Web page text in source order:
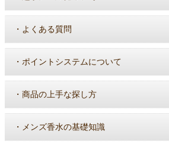
・ よくある質問
・ ポイントシステムについて
・ 商品の上手な探し方
・ メンズ香水の基礎知識